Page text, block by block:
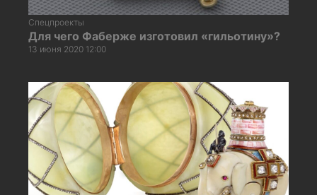
Спецпроекты
Для чего Фаберже изготовил «гильотину»?
13 июня 2020 12:00